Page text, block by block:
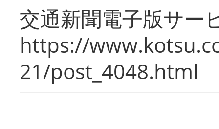
交通新聞電子版サー
https://
21/post_4048.html